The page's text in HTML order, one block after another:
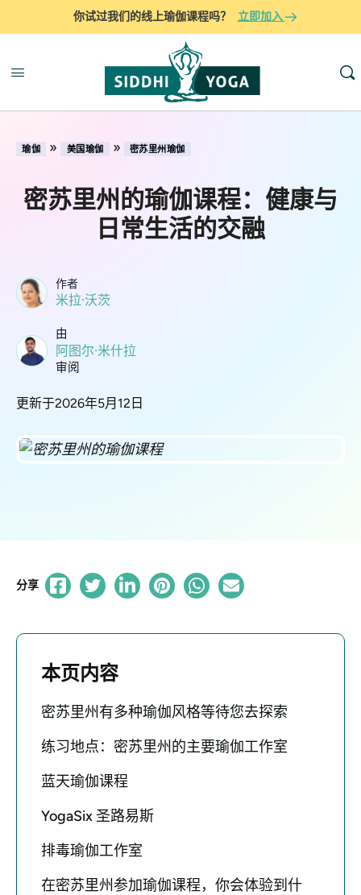
你试过我们的线上瑜伽课程吗？ 立即加入
瑜伽 » 美国瑜伽 » 密苏里州瑜伽
密苏里州的瑜伽课程：健康与
日常生活的交融
作者
米拉·沃茨
由
阿图尔·米什拉
审阅
更新于2026年5月12日
分享
本页内容
密苏里州有多种瑜伽风格等待您去探索
练习地点：密苏里州的主要瑜伽工作室
蓝天瑜伽课程
YogaSix 圣路易斯
排毒瑜伽工作室
在密苏里州参加瑜伽课程，你会体验到什